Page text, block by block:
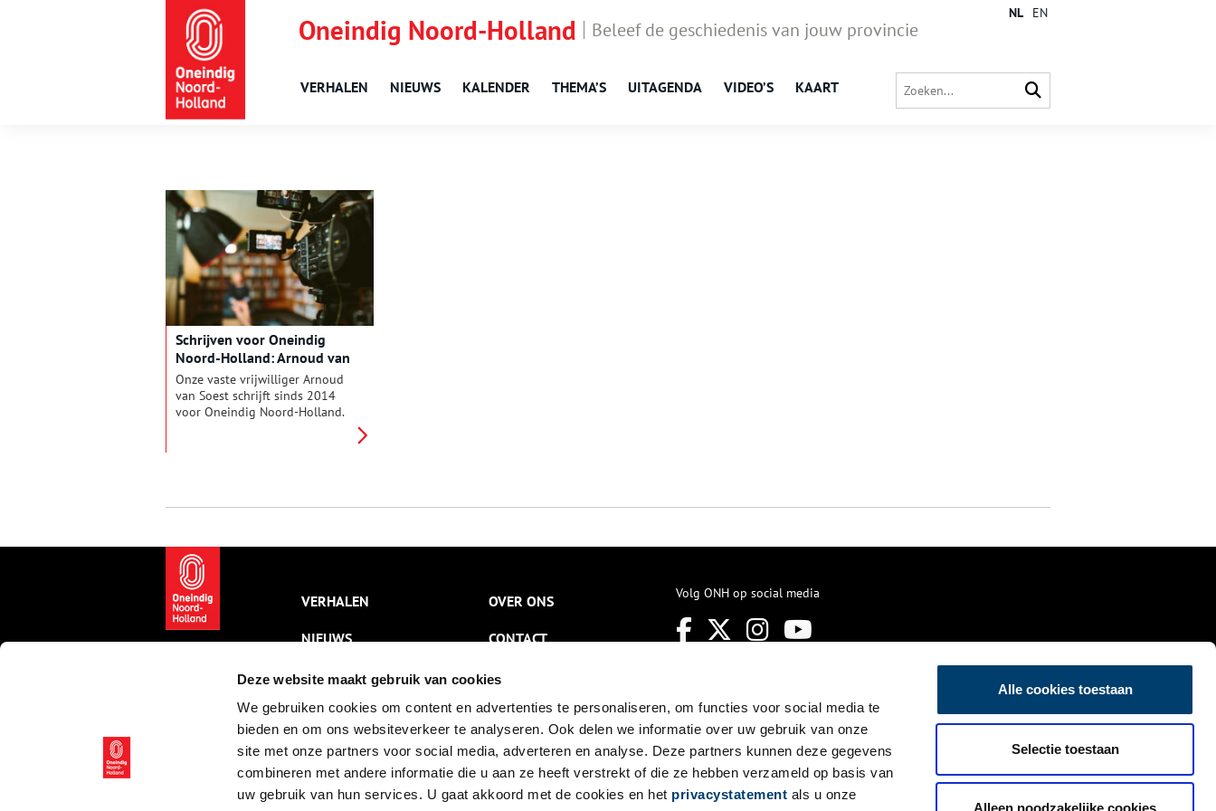
Deze website maakt gebruik van cookies
We gebruiken cookies om content en advertenties te personaliseren, om functies voor social media te
bieden en om ons websiteverkeer te analyseren. Ook delen we informatie over uw gebruik van onze
site met onze partners voor social media, adverteren en analyse. Deze partners kunnen deze gegevens
combineren met andere informatie die u aan ze heeft verstrekt of die ze hebben verzameld op basis van
uw gebruik van hun services. U gaat akkoord met de cookies en het privacystatement als u onze
Alle cookies toestaan
Selectie toestaan
Alleen noodzakelijke cookies
Oneindig Noord-Holland Beleef de geschiedenis van jouw provincie
VERHALEN NIEUWS KALENDER THEMA’S UITAGENDA VIDEO’S KAART
NL EN
Schrijven voor Oneindig
Noord-Holland: Arnoud van
Soest vertelt
Onze vaste vrijwilliger Arnoud
van Soest schrijft sinds 2014
voor Oneindig Noord-Holland.
we hém eens onderwerp van
schrijven?
VERHALEN
NIEUWS
KALENDER
THEMA’S
ACTIVITEITEN
VIDEO’S
OVER ONS
CONTACT
NIEUWSBRIEF
DISCLAIMER
PRIVACY
TOEGANKELIJKHEID
Volg ONH op social media